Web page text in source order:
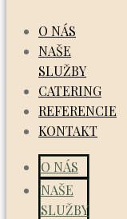
O NÁS
NAŠE
SLUŽBY
CATERING
REFERENCIE
KONTAKT
O NÁS
NAŠE
SLUŽBY